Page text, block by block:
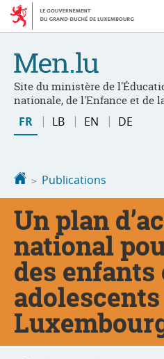
Aller
navigation
Aller
au
Site du ministère de
nationale, de l'Enfance et de
Changer
de
FR LB EN DE
Accueil
Publications
Un plan
national
des enfants